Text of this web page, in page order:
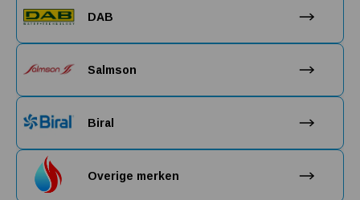
DAB
Salmson
Biral
Overige merken